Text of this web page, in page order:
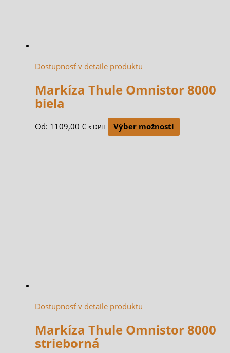
Dostupnosť v detaile produktu
Markíza Thule Omnistor 8000
biela
Od: 1109,00 € s DPH Výber možností
Dostupnosť v detaile produktu
Markíza Thule Omnistor 8000
strieborná